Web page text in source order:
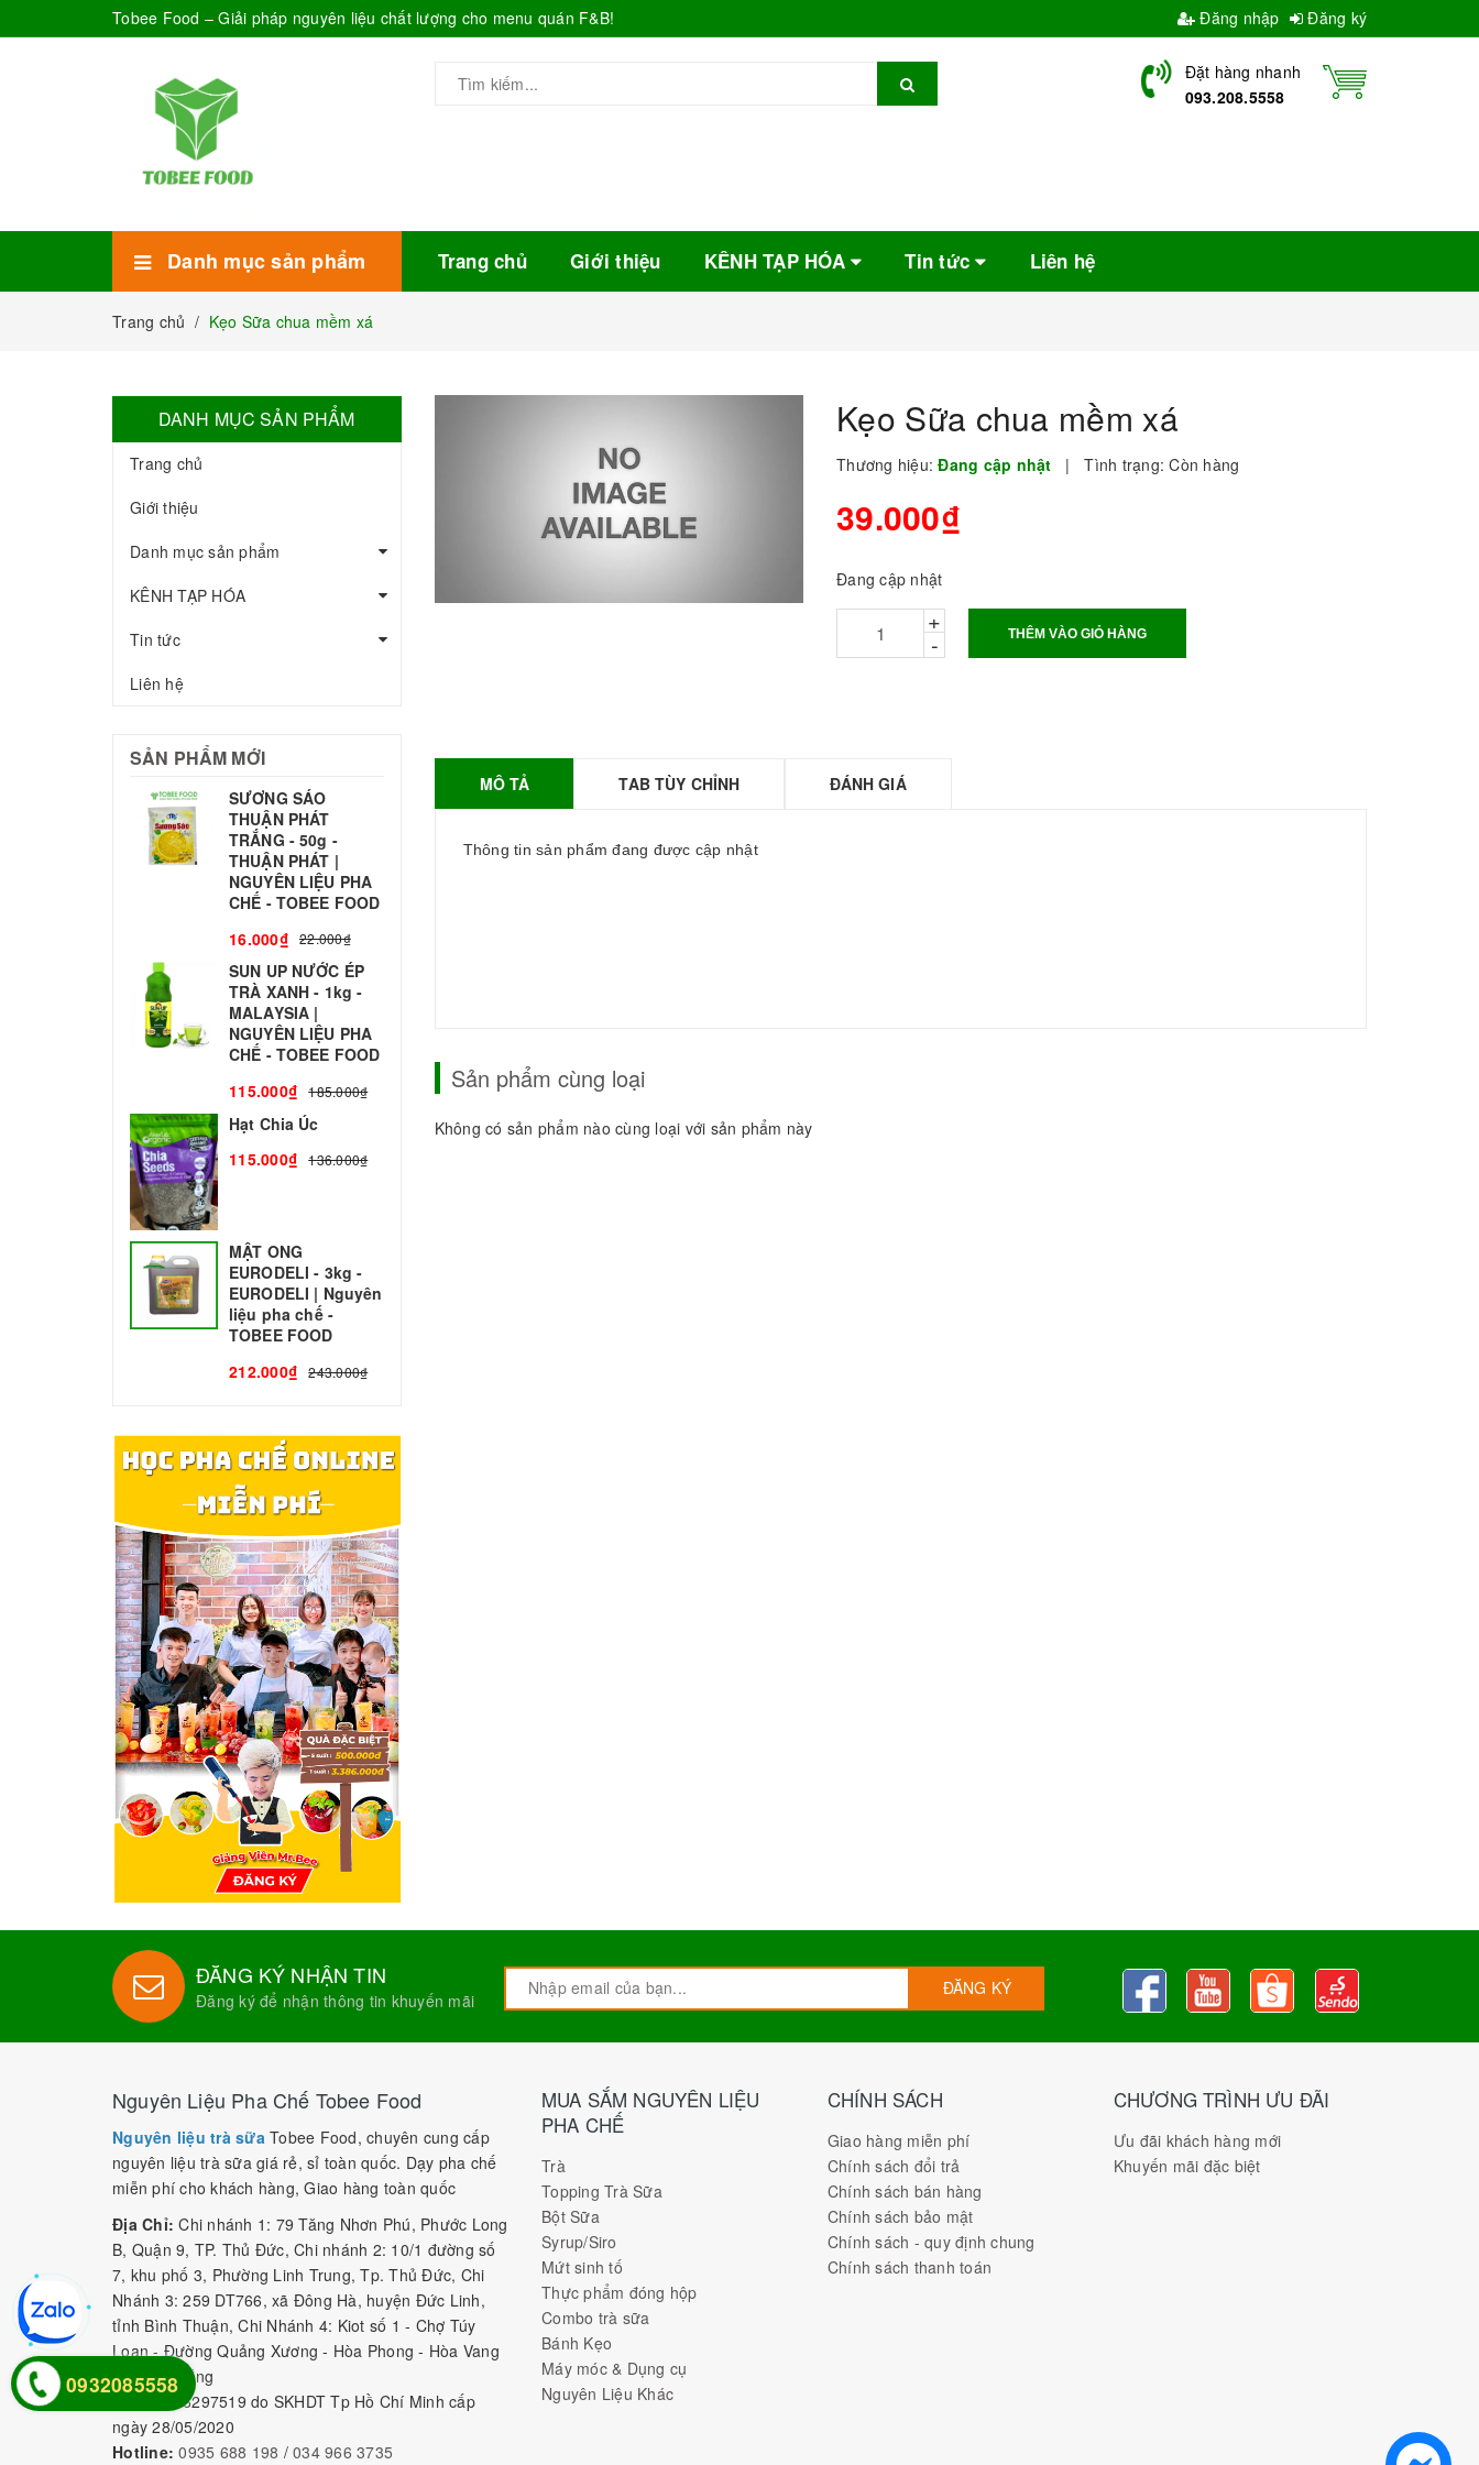
Tobee Food – Giải pháp nguyên liệu chất lượng cho menu quán F&B! Đăng nhập Đăng ký
Đặt hàng nhanh
093.208.5558
Danh mục sản phẩm Trang chủ Giới thiệu KÊNH TẠP HÓA Tin tức Liên hệ
Trang chủ / Kẹo Sữa chua mềm xá
Kẹo Sữa chua mềm xá
Thương hiệu: Đang cập nhật | Tình trạng: Còn hàng
39.000₫
Đang cập nhật
+
- THÊM VÀO GIỎ HÀNG
MÔ TẢ TAB TÙY CHỈNH ĐÁNH GIÁ
Thông tin sản phẩm đang được cập nhật
Sản phẩm cùng loại
Không có sản phẩm nào cùng loại với sản phẩm này
DANH MỤC SẢN PHẨM
Trang chủ
Giới thiệu
Danh mục sản phẩm
KÊNH TẠP HÓA
Tin tức
Liên hệ
SẢN PHẨM MỚI
SƯƠNG SÁO
THUẬN PHÁT
TRẮNG - 50g -
THUẬN PHÁT |
NGUYÊN LIỆU PHA
CHẾ - TOBEE FOOD
16.000₫ 22.000₫
SUN UP NƯỚC ÉP
TRÀ XANH - 1kg -
MALAYSIA |
NGUYÊN LIỆU PHA
CHẾ - TOBEE FOOD
115.000₫
185.000₫
Hạt Chia Úc
115.000₫
136.000₫
MẬT ONG
EURODELI - 3kg -
EURODELI | Nguyên
liệu pha chế -
TOBEE FOOD
212.000₫
243.000₫
BỘT SỮA TOBEE
TOBEE FOOD | Bột
Sữa làm Trà Sữa -
ĐĂNG KÝ NHẬN TIN
Đăng ký để nhận thông tin khuyến mãi
ĐĂNG KÝ
Nguyên Liệu Pha Chế Tobee Food
Nguyên liệu trà sữa Tobee Food, chuyên cung cấp
nguyên liệu trà sữa giá rẻ, sỉ toàn quốc. Dạy pha chế
miễn phí cho khách hàng, Giao hàng toàn quốc
Địa Chỉ: Chi nhánh 1: 79 Tăng Nhơn Phú, Phước Long
B, Quận 9, TP. Thủ Đức, Chi nhánh 2: 10/1 đường số
7, khu phố 3, Phường Linh Trung, Tp. Thủ Đức, Chi
Nhánh 3: 259 DT766, xã Đông Hà, huyện Đức Linh,
tỉnh Bình Thuận, Chi Nhánh 4: Kiot số 1 - Chợ Túy
Loan - Đường Quảng Xương - Hòa Phong - Hòa Vang
- TP. Đà Nẵng
0316297519 do SKHDT Tp Hồ Chí Minh cấp
ngày 28/05/2020
Hotline: 0935 688 198 / 034 966 3735
MUA SẮM NGUYÊN LIỆU
PHA CHẾ
Trà
Topping Trà Sữa
Bột Sữa
Syrup/Siro
Mứt sinh tố
Thực phẩm đóng hộp
Combo trà sữa
Bánh Kẹo
Máy móc & Dụng cụ
Nguyên Liệu Khác
CHÍNH SÁCH
Giao hàng miễn phí
Chính sách đổi trả
Chính sách bán hàng
Chính sách bảo mật
Chính sách - quy định chung
Chính sách thanh toán
CHƯƠNG TRÌNH ƯU ĐÃI
Ưu đãi khách hàng mới
Khuyến mãi đặc biệt
0932085558